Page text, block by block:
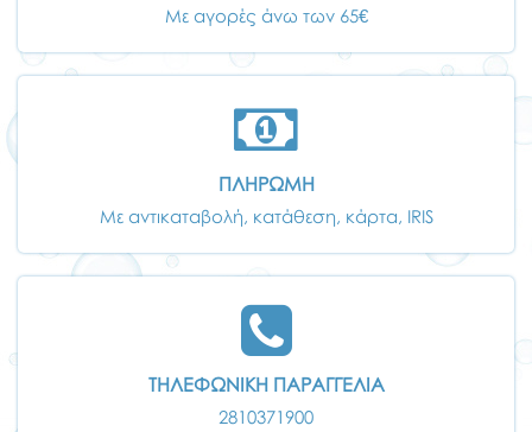
Με αγορές άνω των 65€
ΠΛΗΡΩΜΗ
Με αντικαταβολή, κατάθεση, κάρτα, IRIS
ΤΗΛΕΦΩΝΙΚΗ ΠΑΡΑΓΓΕΛΙΑ
2810371900